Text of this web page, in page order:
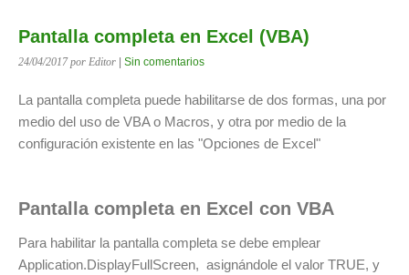
Pantalla completa en Excel (VBA)
24/04/2017 por Editor Sin comentarios
La pantalla completa puede habilitarse de dos formas, una por
medio del uso de VBA o Macros, y otra por medio de la
configuración existente en las "Opciones de Excel"
Pantalla completa en Excel con VBA
Para habilitar la pantalla completa se debe emplear
Application.DisplayFullScreen, asignándole el valor TRUE, y